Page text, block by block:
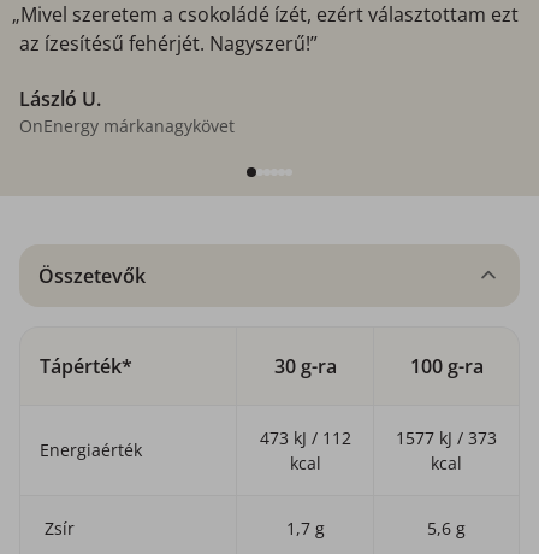
„Mivel szeretem a csokoládé ízét, ezért választottam ezt
az ízesítésű fehérjét. Nagyszerű!”
László U.
OnEnergy márkanagykövet
Összetevők
Tápérték* 30 g-ra 100 g-ra
Energiaérték
473 kJ / 112
kcal
1577 kJ / 373
kcal
Zsír 1,7 g 5,6 g